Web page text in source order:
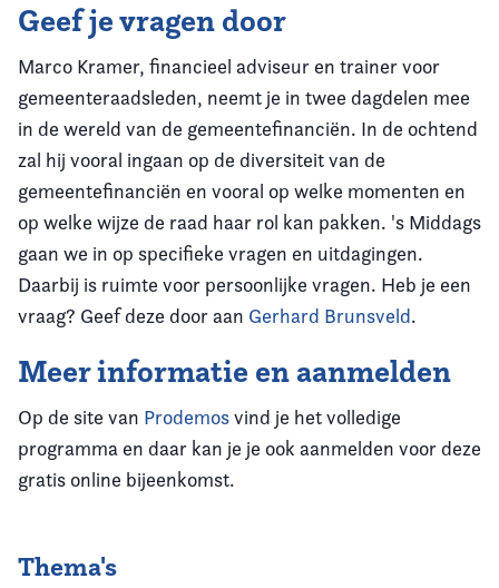
Geef je vragen door
Marco Kramer, financieel adviseur en trainer voor
gemeenteraadsleden, neemt je in twee dagdelen mee
in de wereld van de gemeentefinanciën. In de ochtend
zal hij vooral ingaan op de diversiteit van de
gemeentefinanciën en vooral op welke momenten en
op welke wijze de raad haar rol kan pakken. 's Middags
gaan we in op specifieke vragen en uitdagingen.
Daarbij is ruimte voor persoonlijke vragen. Heb je een
vraag? Geef deze door aan Gerhard Brunsveld.
Meer informatie en aanmelden
Op de site van Prodemosvind je het volledige
programma en daar kan je je ook aanmelden voor deze
gratis online bijeenkomst.
Thema's